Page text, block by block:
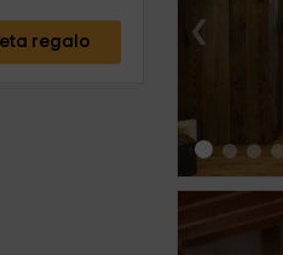
regalo ‹